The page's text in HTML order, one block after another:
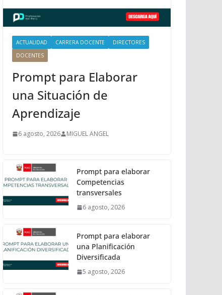
a
ACTUALIDAD CARRERA DOCENTE
DIRECTORES
DOCENTES
Prompt para Elaborar
una Situación de
Aprendizaje
6 agosto, 2026 MIGUEL ANGEL
Prompt para elaborar
Competencias
transversales
6 agosto, 2026
Prompt para elaborar
una Planificación
Diversificada
5 agosto, 2026